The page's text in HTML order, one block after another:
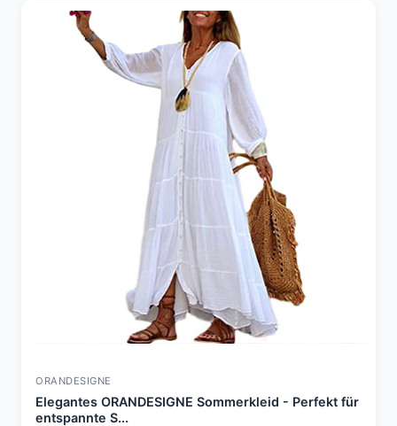
ORANDESIGNE
Elegantes ORANDESIGNE Sommerkleid - Perfekt für
entspannte S...